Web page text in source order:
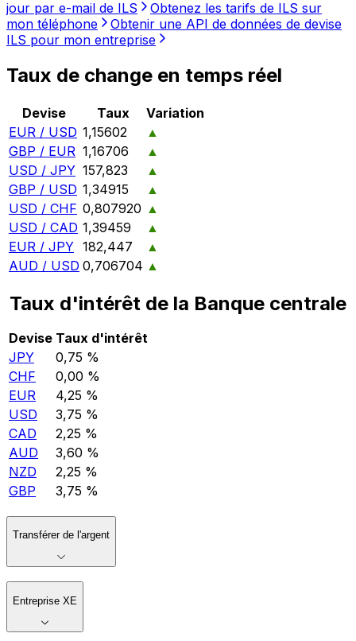
jour par e-mail de ILS
Obtenez les tarifs de ILS sur
mon téléphone
Obtenir une API de données de devise
ILS pour mon entreprise
Taux de change en temps réel
Devise Taux
Variation
EUR / USD 1,15602
▲
GBP / EUR 1,16706
▲
USD / JPY 157,823
▲
GBP / USD 1,34915
▲
USD / CHF 0,807920 ▲
USD / CAD 1,39459
▲
EUR / JPY 182,447
▲
AUD / USD 0,706704 ▲
Taux d'intérêt de la Banque centrale
Devise Taux d'intérêt
JPY
0,75 %
CHF
0,00 %
EUR
4,25 %
USD
3,75 %
CAD
2,25 %
AUD
3,60 %
NZD
2,25 %
GBP
3,75 %
Transférer de l'argent
Entreprise XE